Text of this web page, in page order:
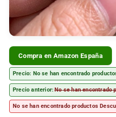
Compra en Amazon España
Precio: No se han encontrado
Precio anterior:No se han encontrado
No se han encontrado productos